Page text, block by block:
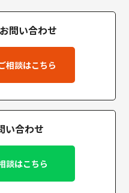
問い合わせ
相談はこちら
い合わせ
談はこちら